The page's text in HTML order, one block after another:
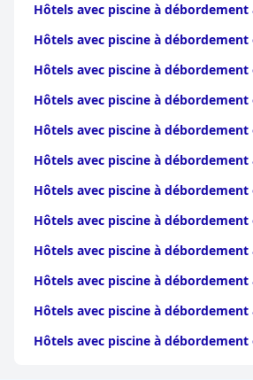
Hôtels avec piscine à débordement
Hôtels avec piscine à débordement
Hôtels avec piscine à débordement
Hôtels avec piscine à débordement
Hôtels avec piscine à
Hôtels avec piscine à
Hôtels avec piscine à débordement
Hôtels avec piscine à débordement
Hôtels avec piscine à débordement
Hôtels avec piscine à débordement
Hôtels avec piscine à débordement
Hôtels avec piscine à débordement